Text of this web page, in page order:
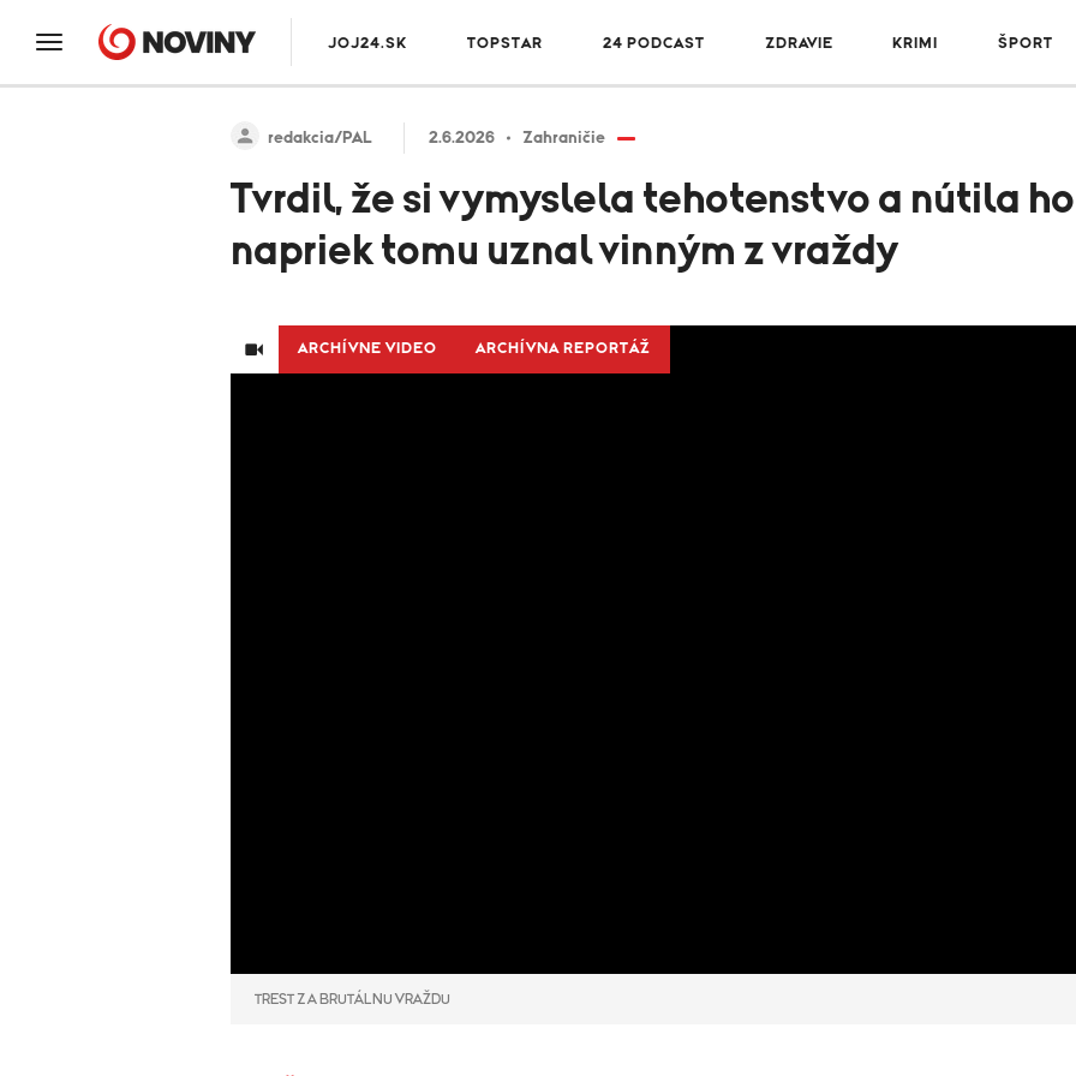
JOJ24.SK TOPSTAR 24 PODCAST ZDRAVIE KRIMI ŠPORT
redakcia/PAL 2.6.2026 Zahraničie
Tvrdil, že si vymyslela tehotenstvo a nútila ho
napriek tomu uznal vinným z vraždy
ARCHÍVNE VIDEO ARCHÍVNA REPORTÁŽ
TREST ZA BRUTÁLNU VRAŽDU